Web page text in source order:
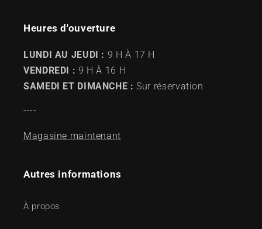
Heures d'ouverture
LUNDI AU JEUDI : 9 H À 17 H
VENDREDI : 9 H À 16 H
SAMEDI ET DIMANCHE : Sur réservation
----
Magasine maintenant
Autres informations
À propos